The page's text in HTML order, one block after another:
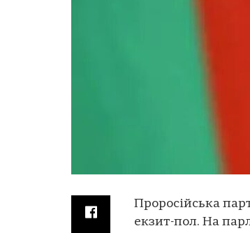
Проросійська
екзит-пол. На